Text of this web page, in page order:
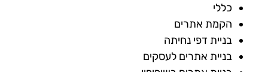
כללי
הקמת אתרים
בניית דפי נחיתה
בניית אתרים לעסקים